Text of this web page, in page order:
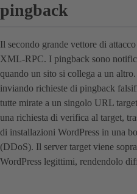
pingback
Il secondo grande vettore di
XML-RPC. I pingback sono
quando un sito si collega a un
inviando richieste di pingback
tutte mirate a un singolo URL
una richiesta di verifica al target,
di installazioni WordPress in una
(DDoS). Il server target viene
WordPress legittimi, rendendolo